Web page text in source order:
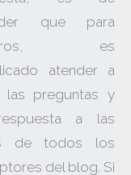
que para
es
atender a
las preguntas y
a las
de todos los
del blog. Si